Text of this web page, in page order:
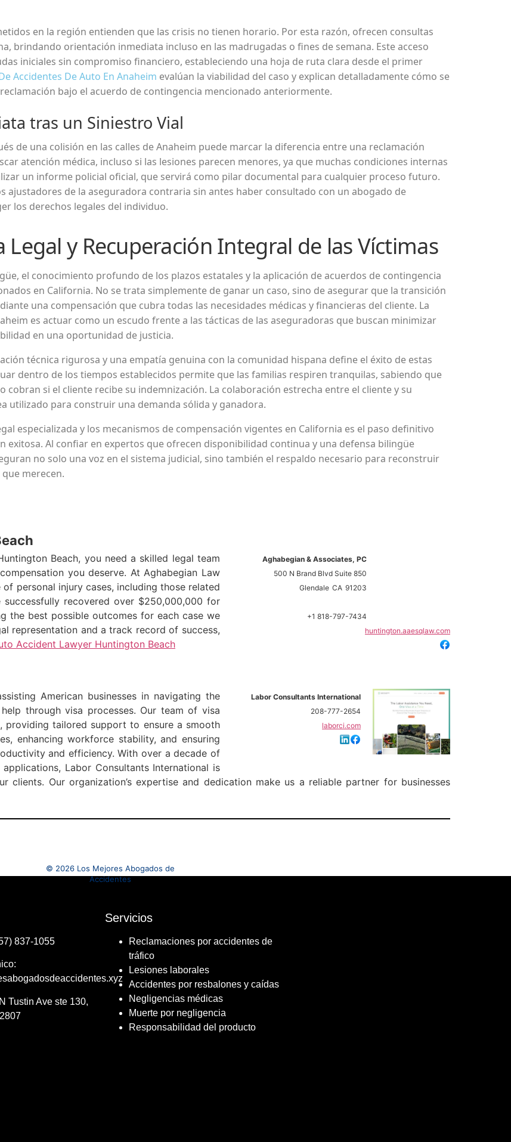
en la región entienden que las crisis no tienen horario. Por esta razón, ofrecen consultas
brindando orientación inmediata incluso en las madrugadas o fines de semana. Este acceso
iniciales sin compromiso financiero, estableciendo una hoja de ruta clara desde el primer
Accidentes De Auto En Anaheim evalúan la viabilidad del caso y explican detalladamente cómo se
bajo el acuerdo de contingencia mencionado anteriormente.
tras un Siniestro Vial
de una colisión en las calles de Anaheim puede marcar la diferencia entre una reclamación
atención médica, incluso si las lesiones parecen menores, ya que muchas condiciones internas
un informe policial oficial, que servirá como pilar documental para cualquier proceso futuro.
ajustadores de la aseguradora contraria sin antes haber consultado con un abogado de
los derechos legales del individuo.
y Recuperación Integral de las Víctimas
el conocimiento profundo de los plazos estatales y la aplicación de acuerdos de contingencia
en California. No se trata simplemente de ganar un caso, sino de asegurar que la transición
una compensación que cubra todas las necesidades médicas y financieras del cliente. La
es actuar como un escudo frente a las tácticas de las aseguradoras que buscan minimizar
en una oportunidad de justicia.
técnica rigurosa y una empatía genuina con la comunidad hispana define el éxito de estas
dentro de los tiempos establecidos permite que las familias respiren tranquilas, sabiendo que
si el cliente recibe su indemnización. La colaboración estrecha entre el cliente y su
utilizado para construir una demanda sólida y ganadora.
especializada y los mecanismos de compensación vigentes en California es el paso definitivo
Al confiar en expertos que ofrecen disponibilidad continua y una defensa bilingüe
no solo una voz en el sistema judicial, sino también el respaldo necesario para reconstruir
merecen.
Aghabegian & Associates, PC
500 N Brand Blvd Suite 850
Glendale CA 91203
+1 818-797-7434
huntington.aaesqlaw.com
Beach, you need a skilled legal team
you deserve. At Aghabegian Law
personal injury cases, including those related
recovered over $250,000,000 for
the best possible outcomes for each case we
representation and a track record of success,
Accident Lawyer Huntington Beach
Labor Consultants International
208-777-2654
laborci.com
American businesses in navigating the
through visa processes. Our team of visa
providing tailored support to ensure a smooth
enhancing workforce stability, and ensuring
and efficiency. With over a decade of
Labor Consultants International is
Our organization’s expertise and dedication make us a reliable partner for businesses
© 2026 Los Mejores Abogados de
Accidentes
837-1055
Tustin Ave ste 130,
Servicios
Reclamaciones por accidentes de
tráfico
Lesiones laborales
Accidentes por resbalones y caídas
Negligencias médicas
Muerte por negligencia
Responsabilidad del producto